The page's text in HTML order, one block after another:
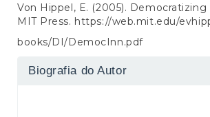
Von Hippel, E. (2005).
MIT Press. https://web.mit.edu/
books/DI/DemocInn.pdf
Biografia do Autor